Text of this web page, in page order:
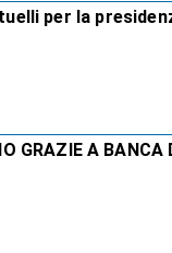
per la
GRAZIE A BANCA